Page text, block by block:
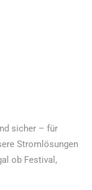
sicher – für
Stromlösungen
ob Festival,